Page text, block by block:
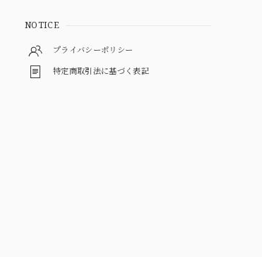
NOTICE
プライバシーポリシー
特定商取引法に基づく表記